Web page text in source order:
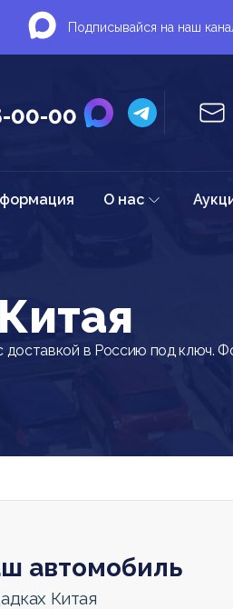
Подписывайся на наш
00-00
О нас
доставкой в Россию под ключ.
автомобиль
Китая